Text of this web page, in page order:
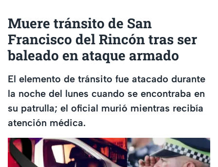
Muere tránsito de San
Francisco del Rincón tras ser
baleado en ataque armado
El elemento de tránsito fue atacado durante
la noche del lunes cuando se encontraba en
su patrulla; el oficial murió mientras recibía
atención médica.